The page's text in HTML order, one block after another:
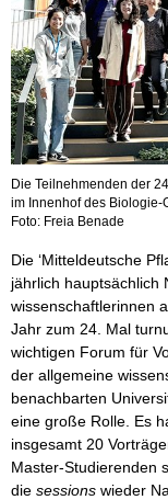
Die Teilnehmenden der
im Innenhof des Biologie-
Foto: Freia Benade
Die ‘Mitteldeutsche
jährlich hauptsächlich
wissenschaftlerinnen
Jahr zum 24. Mal
wichtigen Forum für
der allgemeine
benachbarten
eine große Rolle. Es
insgesamt 20
Master-Studierenden
die sessions wieder